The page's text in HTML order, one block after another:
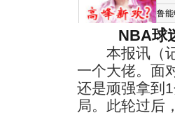
鲁
NBA球
本报讯（记
一个大佬。面
还是顽强拿到
局。此轮过后